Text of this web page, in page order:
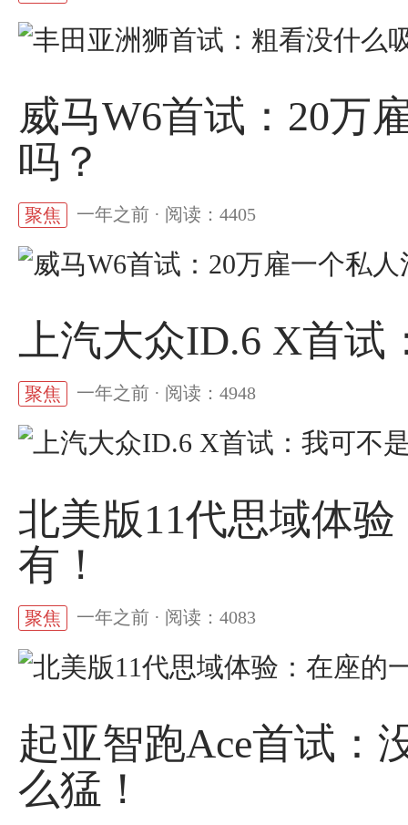
威马W6首试：20万
吗？
聚焦 一年之前 · 阅读：4405
上汽大众ID.6 X首
聚焦 一年之前 · 阅读：4948
北美版11代思域体
有！
聚焦 一年之前 · 阅读：4083
起亚智跑Ace首试：
么猛！